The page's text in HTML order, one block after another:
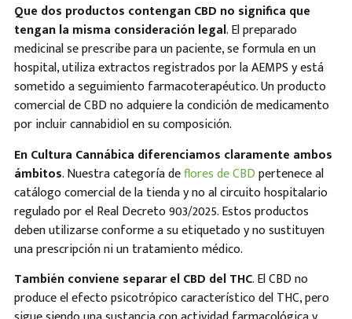
Que dos productos contengan CBD no significa que
tengan la misma consideración legal. El preparado
medicinal se prescribe para un paciente, se formula en un
hospital, utiliza extractos registrados por la AEMPS y está
sometido a seguimiento farmacoterapéutico. Un producto
comercial de CBD no adquiere la condición de medicamento
por incluir cannabidiol en su composición.
En Cultura Cannábica diferenciamos claramente ambos
ámbitos. Nuestra categoría deflores de CBDpertenece al
catálogo comercial de la tienda y no al circuito hospitalario
regulado por el Real Decreto 903/2025. Estos productos
deben utilizarse conforme a su etiquetado y no sustituyen
una prescripción ni un tratamiento médico.
También conviene separar el CBD del THC. El CBD no
produce el efecto psicotrópico característico del THC, pero